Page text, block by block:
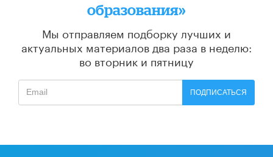
образования»
Мы отправляем подборку лучших и
актуальных материалов два раза в неделю:
во вторник и пятницу
ПОДПИСАТЬСЯ